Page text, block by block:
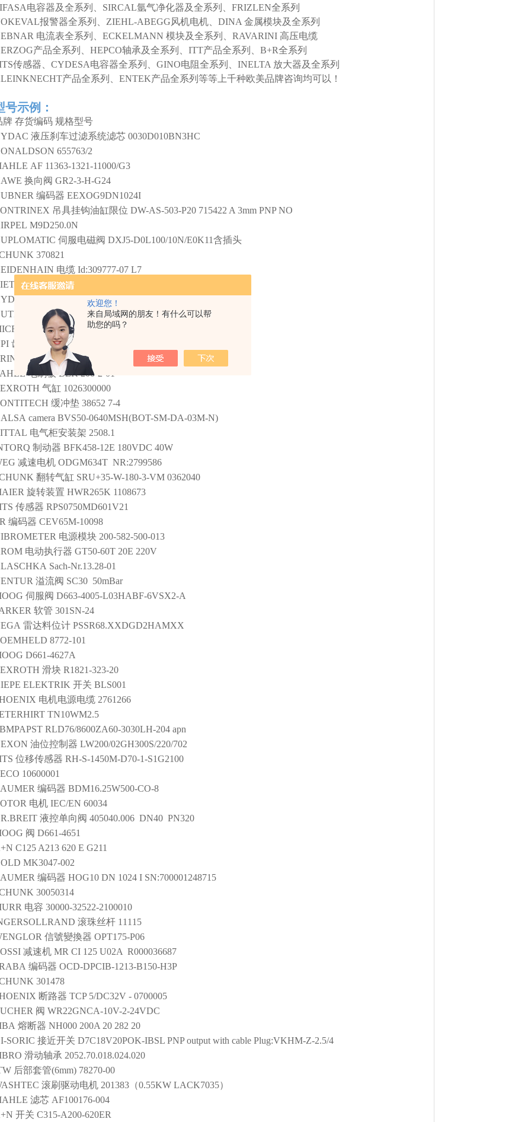
欢迎您！
来自局域网的朋友！有什么可以帮
助您的吗？
电容器及全系列、SIRCAL氩气净化器及全系列、FRIZLEN全系列
报警器全系列、ZIEHL-ABEGG风机电机、DINA 金属模块及全系列
电流表全系列、ECKELMANN 模块及全系列、RAVARINI 高压电缆
产品全系列、HEPCO轴承及全系列、ITT产品全系列、B+R全系列
传感器、CYDESA电容器全系列、GINO电阻全系列、INELTA 放大器及全系列
产品全系列、ENTEK产品全系列等等上千种欧美品牌咨询均可以！
号示例：
牌 存货编码 规格型号
液压刹车过滤系统滤芯 0030D010BN3HC
655763/2
AF 11363-1321-11000/G3
换向阀 GR2-3-H-G24
编码器 EEXOG9DN1024I
吊具挂钩油缸限位 DW-AS-503-P20 715422 A 3mm PNP NO
M9D250.0N
伺服电磁阀 DXJ5-D0L100/10N/E0K11含插头
370821
电缆 Id:309777-07 L7
真空泵
KMP-460-5-K015
WF-115
EPSILON 传感器 WDS-500-MPW-C-P
齿轮泵
HL10B02
泵 STA603/340+010
电刷板 BLK 200-2-01
气缸 1026300000
缓冲垫 38652 7-4
camera BVS50-0640MSH(BOT-SM-DA-03M-N)
电气柜安装架 2508.1
制动器 BFK458-12E 180VDC 40W
减速电机 ODGM634T NR:2799586
翻转气缸 SRU+35-W-180-3-VM 0362040
旋转装置 HWR265K 1108673
传感器 RPS0750MD601V21
编码器 CEV65M-10098
电源模块 200-582-500-013
电动执行器 GT50-60T 20E 220V
Sach-Nr.13.28-01
溢流阀 SC30 50mBar
伺服阀 D663-4005-L03HABF-6VSX2-A
软管 301SN-24
雷达料位计 PSSR68.XXDGD2HAMXX
8772-101
D661-4627A
滑块 R1821-323-20
ELEKTRIK 开关 BLS001
电机电源电缆 2761266
TN10WM2.5
RLD76/8600ZA60-3030LH-204 apn
油位控制器 LW200/02GH300S/220/702
位移传感器 RH-S-1450M-D70-1-S1G2100
10600001
编码器 BDM16.25W500-CO-8
电机 IEC/EN 60034
液控单向阀 405040.006 DN40 PN320
阀 D661-4651
C125 A213 620 E G211
MK3047-002
编码器 HOG10 DN 1024 I SN:700001248715
30050314
电容 30000-32522-2100010
滚珠丝杆 11115
信號變換器 OPT175-P06
减速机 MR CI 125 U02A R000036687
编码器 OCD-DPCIB-1213-B150-H3P
301478
断路器 TCP 5/DC32V - 0700005
阀 WR22GNCA-10V-2-24VDC
熔断器 NH000 200A 20 282 20
SORIC 接近开关 D7C18V20POK-IBSL PNP output with cable Plug:VKHM-Z-2.5/4
滑动轴承 2052.70.018.024.020
后部套管(6mm) 78270-00
滚刷驱动电机 201383（0.55KW LACK7035）
滤芯 AF100176-004
开关 C315-A200-620ER